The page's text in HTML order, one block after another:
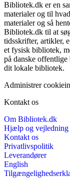
Bibliotek.dk er en
materialer og til
materialer og så
Bibliotek.dk til at
tidsskrifter, artikler,
et fysisk bibliotek,
på danske
dit lokale bibliotek.
Administrer
Kontakt os
Om Bibliotek.dk
Hjælp og vejledning
Kontakt os
Privatlivspolitik
Leverandører
English